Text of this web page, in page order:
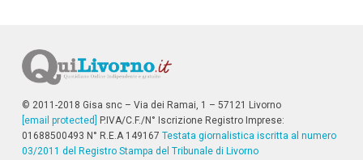
© 2011-2018 Gisa snc – Via dei Ramai, 1 – 57121 Livorno
[email protected]
P.IVA/C.F./N° Iscrizione Registro Imprese:
01688500493 N° R.E.A 149167 Testata giornalistica iscritta al numero
03/2011 del Registro Stampa del Tribunale di Livorno